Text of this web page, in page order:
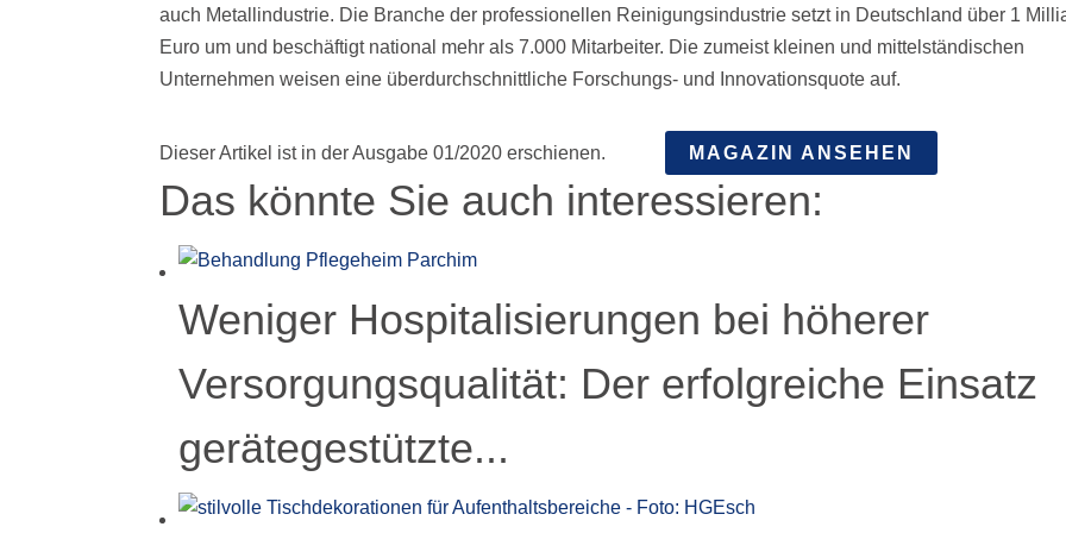
auch Metallindustrie. Die Branche der professionellen Reinigungsindustrie setzt in Deutschland über 1
Euro um und beschäftigt national mehr als 7.000 Mitarbeiter. Die zumeist kleinen und mittelständischen
Unternehmen weisen eine überdurchschnittliche Forschungs- und Innovationsquote auf.
Dieser Artikel ist in der Ausgabe 01/2020 erschienen. MAGAZIN ANSEHEN
Das könnte Sie auch interessieren:
Weniger Hospitalisierungen bei höherer
Versorgungsqualität: Der erfolgreiche Einsatz
gerätegestützte...